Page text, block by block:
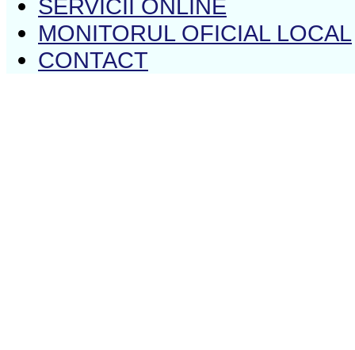
SERVICII ONLINE
MONITORUL OFICIAL LOCAL
CONTACT